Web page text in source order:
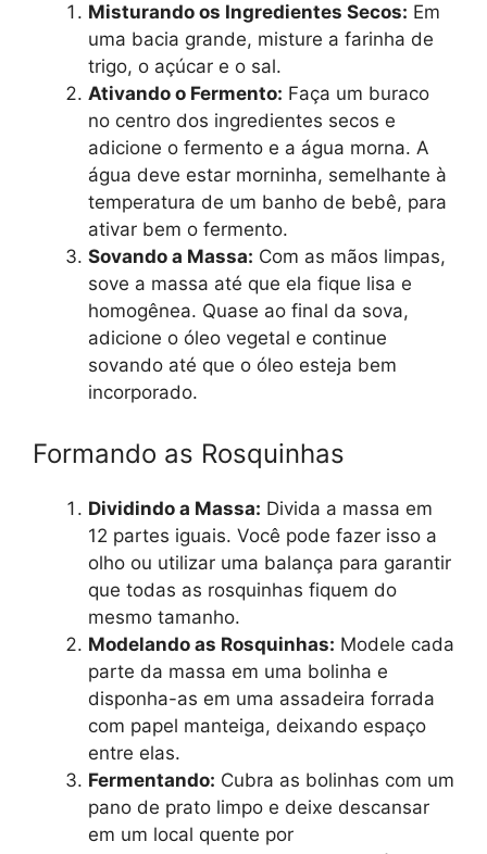
Misturando os Ingredientes Secos: Em
uma bacia grande, misture a farinha de
trigo, o açúcar e o sal.
Ativando o Fermento: Faça um buraco
no centro dos ingredientes secos e
adicione o fermento e a água morna. A
água deve estar morninha, semelhante à
temperatura de um banho de bebê, para
ativar bem o fermento.
Sovando a Massa: Com as mãos limpas,
sove a massa até que ela fique lisa e
homogênea. Quase ao final da sova,
adicione o óleo vegetal e continue
sovando até que o óleo esteja bem
incorporado.
Formando as Rosquinhas
Dividindo a Massa: Divida a massa em
12 partes iguais. Você pode fazer isso a
olho ou utilizar uma balança para garantir
que todas as rosquinhas fiquem do
mesmo tamanho.
Modelando as Rosquinhas: Modele cada
parte da massa em uma bolinha e
disponha-as em uma assadeira forrada
com papel manteiga, deixando espaço
entre elas.
Fermentando: Cubra as bolinhas com um
pano de prato limpo e deixe descansar
em um local quente por